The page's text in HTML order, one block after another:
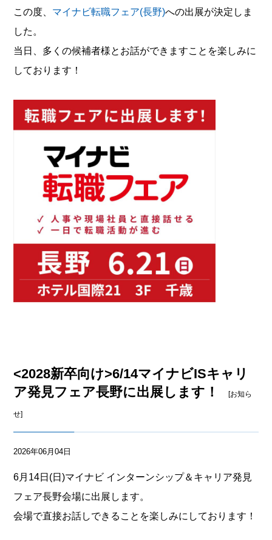
この度、 マイナビ転職フェア(長野)への出展が決定しま
した。
当日、多くの候補者様とお話ができますことを楽しみに
しております！
<2028新卒向け>6/14マイナビISキャリ
ア発見フェア長野に出展します！
[お知ら
せ]
2026年06月04日
6月14日(日)マイナビ インターンシップ＆キャリア発見
フェア長野会場に出展します。
会場で直接お話しできることを楽しみにしております！